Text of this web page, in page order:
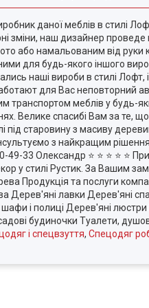
даної меблів в стилі
зміни, наш дизайнер проведе
або намальованим від руки
для будь-якого іншого
наші вироби в стилі Лофт,
для Вас неповторний
транспортом меблів у будь-
Велике спасибі Вам за те,
старовину з масиву
з найкращим
33 Олександр ⭐ ⭐ ⭐ ⭐ ⭐
у стилі Рустик. За Вашим
Продукція та послуги
Дерев'яні лавки Дерев'яні
і полиці Дерев'яні
будиночки Туалети,
і спецвзуття, Спецодяг